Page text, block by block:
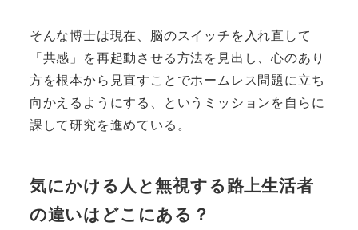
そんな博士は現在、脳のスイッチを入れ直して
「共感」を再起動させる方法を見出し、心のあり
方を根本から見直すことでホームレス問題に立ち
向かえるようにする、というミッションを自らに
課して研究を進めている。
気にかける人と無視する路上生活者
の違いはどこにある？